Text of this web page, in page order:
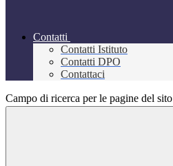
Contatti
Contatti Istituto
Contatti DPO
Contattaci
Campo di ricerca per le pagine del sito